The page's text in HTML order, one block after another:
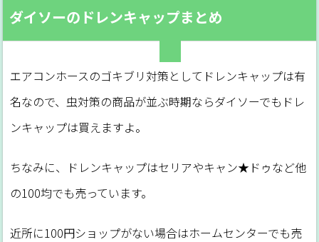
ダイソーのドレンキャップまとめ
エアコンホースのゴキブリ対策としてドレンキャップは有
名なので、虫対策の商品が並ぶ時期ならダイソーでもドレ
ンキャップは買えますよ。
ちなみに、ドレンキャップはセリアやキャン★ドゥなど他
の100均でも売っています。
近所に100円ショップがない場合はホームセンターでも売